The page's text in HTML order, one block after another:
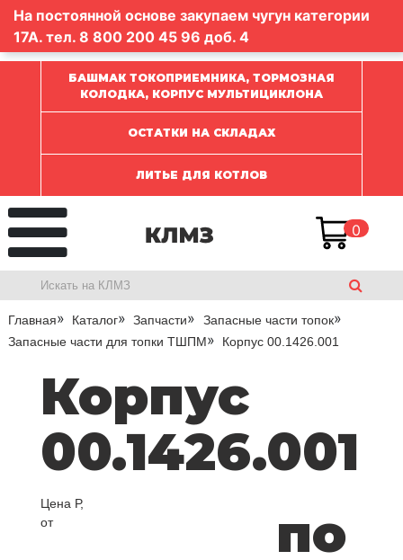
На постоянной основе закупаем чугун категории
17А. тел. 8 800 200 45 96 доб. 4
БАШМАК ТОКОПРИЕМНИКА, ТОРМОЗНАЯ
КОЛОДКА, КОРПУС МУЛЬТИЦИКЛОНА
ОСТАТКИ НА СКЛАДАХ
ЛИТЬЕ ДЛЯ КОТЛОВ
0
Главная Каталог Запчасти
Запасные части топок
Запасные части для топки ТШПМ
Корпус 00.1426.001
Корпус
00.1426.001
Цена Р,
от
по